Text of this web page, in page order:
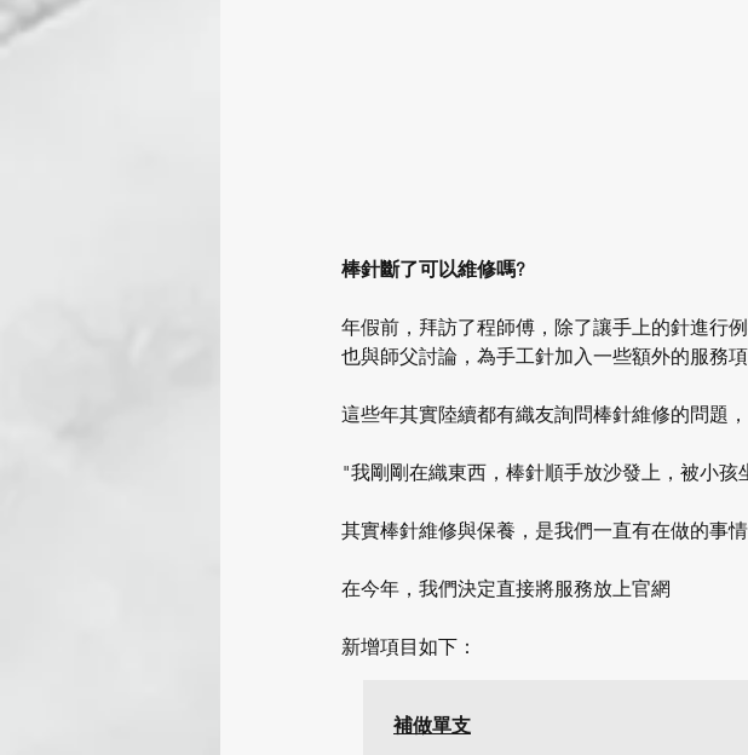
棒針斷了可以維修嗎?
年假前，拜訪了程師傅，除了讓手上的針進行例
也與師父討論，為手工針加入一些額外的服務項
這些年其實陸續都有織友詢問棒針維修的問題
"我剛剛在織東西，棒針順手放沙發上，被小孩
其實棒針維修與保養，是我們一直有在做的事情
在今年，我們決定直接將服務放上官網
新增項目如下：
補做單支